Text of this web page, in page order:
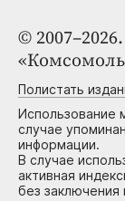
©
Полистать
Использование
случае
информации.
В случае
активная
без